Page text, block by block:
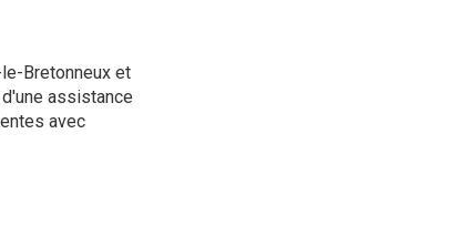
Bretonneux et
assistance
avec